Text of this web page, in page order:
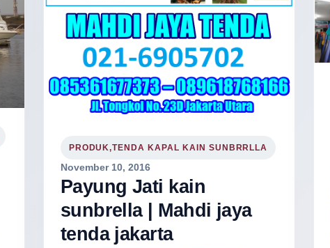
PRODUK,TENDA KAPAL KAIN SUNBRRLLA
November 10, 2016
Payung Jati kain
sunbrella | Mahdi jaya
tenda jakarta